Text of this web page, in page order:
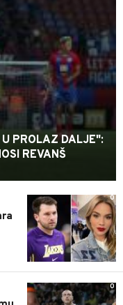
U PROLAZ DALJE":
REVANŠ
0
0